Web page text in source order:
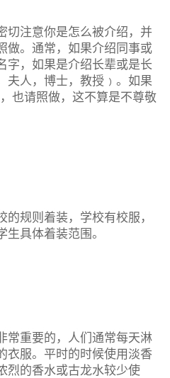
切注意你是怎么被介绍，并
做。通常，如果介绍同事或
字，如果是介绍长辈或是长
夫人，博士，教授﹚。如果
也请照做，这不算是不尊敬
规则着装，学校有校服，
具体着装范围。
常重要的，人们通常每天淋
衣服。平时的时候使用淡香
烈的香水或古龙水较少使